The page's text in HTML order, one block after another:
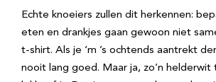
Echte knoeiers zullen dit herkennen:
eten en drankjes gaan gewoon niet
t-shirt. Als je ‘m ’s ochtends aantrekt
nooit lang goed. Maar ja, zo’n